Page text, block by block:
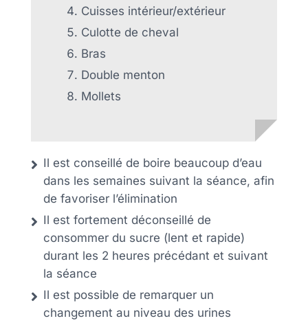
Il est conseillé de boire beaucoup d’eau
dans les semaines suivant la séance, afin
de favoriser l’élimination
Il est fortement déconseillé de
consommer du sucre (lent et rapide)
durant les 2 heures précédant et suivant
la séance
Il est possible de remarquer un
changement au niveau des urines
Cuisses intérieur/extérieur
Culotte de cheval
Bras
Double menton
Mollets